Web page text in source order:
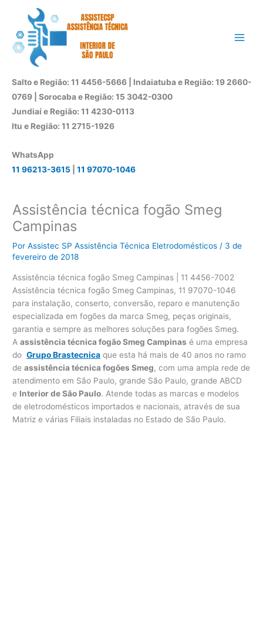
conteúdo
Salto e Região: 11 4456-5666 | Indaiatuba e Região: 19 2660-
0769 | Sorocaba e Região: 15 3042-0300
Jundiaí e Região: 11 4230-0113
Itu e Região: 11 2715-1926
WhatsApp
11 96213-3615
11 97070-1046
Assistência técnica fogão Smeg
Campinas
PorAssistec SP Assistência Técnica Eletrodomésticos/ 3 de
fevereiro de 2018
Assistência técnica fogão Smeg Campinas | 11 4456-7002
Assistência técnica fogão Smeg Campinas, 11 97070-1046
para instalação, conserto, conversão, reparo e manutenção
especializada em fogões da marca Smeg, peças originais,
garantia e sempre as melhores soluções para fogões Smeg.
Aassistência técnica fogão Smeg Campinas é uma empresa
doGrupo Brastecnica que esta há mais de 40 anos no ramo
deassistência técnica fogões Smeg, com uma ampla rede de
atendimento em São Paulo, grande São Paulo, grande ABCD
e Interior de São Paulo. Atende todas as marcas e modelos
de eletrodomésticos importados e nacionais, através de sua
Matriz e várias Filiais instaladas no Estado de São Paulo.